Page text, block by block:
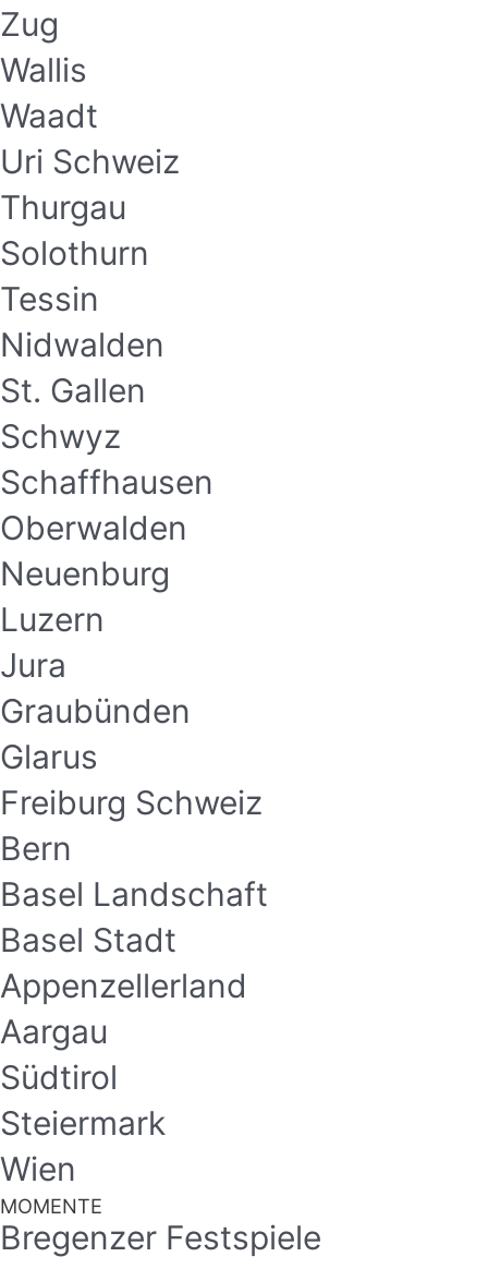
Zug
Wallis
Waadt
Uri Schweiz
Thurgau
Solothurn
Tessin
Nidwalden
St. Gallen
Schwyz
Schaffhausen
Oberwalden
Neuenburg
Luzern
Jura
Graubünden
Glarus
Freiburg Schweiz
Bern
Basel Landschaft
Basel Stadt
Appenzellerland
Aargau
Südtirol
Steiermark
Wien
MOMENTE
Bregenzer Festspiele